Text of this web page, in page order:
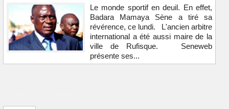
Le monde sportif en deuil. En effet,
Badara Mamaya Sène a tiré sa
révérence, ce lundi. L'ancien arbitre
international a été aussi maire de la
ville de Rufisque. Seneweb
présente ses...